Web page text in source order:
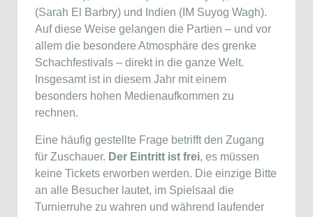
(Sarah El Barbry) und Indien (IM Suyog Wagh).
Auf diese Weise gelangen die Partien – und vor
allem die besondere Atmosphäre des grenke
Schachfestivals – direkt in die ganze Welt.
Insgesamt ist in diesem Jahr mit einem
besonders hohen Medienaufkommen zu
rechnen.
Eine häufig gestellte Frage betrifft den Zugang
für Zuschauer. Der Eintritt ist frei, es müssen
keine Tickets erworben werden. Die einzige Bitte
an alle Besucher lautet, im Spielsaal die
Turnierruhe zu wahren und während laufender